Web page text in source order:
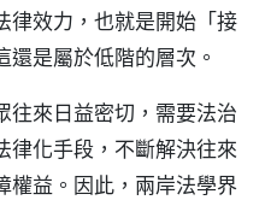
律效力，也就是開始「接
是屬於低階的層次。
往來日益密切，需要法治
律化手段，不斷解決往來
權益。因此，兩岸法學界